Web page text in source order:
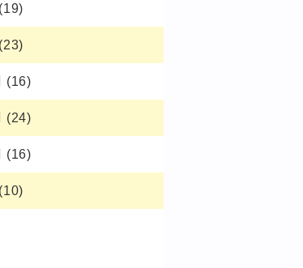
(19)
(23)
(16)
(24)
(16)
(10)